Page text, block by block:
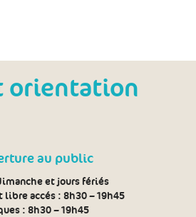
orientation
au public
et jours fériés
libre accés : 8h30 – 19h45
: 8h30 – 19h45